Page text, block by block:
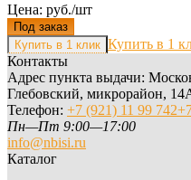
Цена: руб./шт
Под заказ
Купить в 1
Контакты
Адрес пункта выдачи:
Глебовский, микрорайон,
Телефон: +7 (921) 11 99 742
Пн—Пт 9:00—17:00
info@nbisi.ru
Каталог